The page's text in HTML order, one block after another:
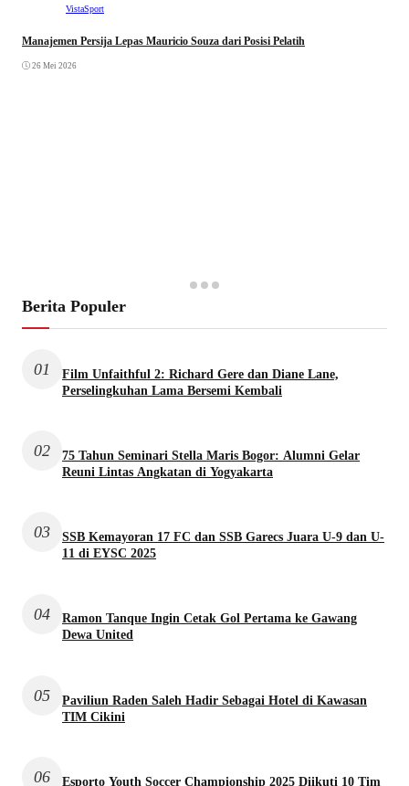
VistaSport
Manajemen Persija Lepas Mauricio Souza dari Posisi Pelatih
26 Mei 2026
Berita Populer
01
Film Unfaithful 2: Richard Gere dan Diane Lane,
Perselingkuhan Lama Bersemi Kembali
02
75 Tahun Seminari Stella Maris Bogor: Alumni Gelar
Reuni Lintas Angkatan di Yogyakarta
03
SSB Kemayoran 17 FC dan SSB Garecs Juara U-9 dan U-
11 di EYSC 2025
04
Ramon Tanque Ingin Cetak Gol Pertama ke Gawang
Dewa United
05
Paviliun Raden Saleh Hadir Sebagai Hotel di Kawasan
TIM Cikini
06 Esporto Youth Soccer Championship 2025 Diikuti 10 Tim